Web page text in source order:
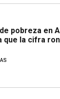
pobreza en
que la cifra